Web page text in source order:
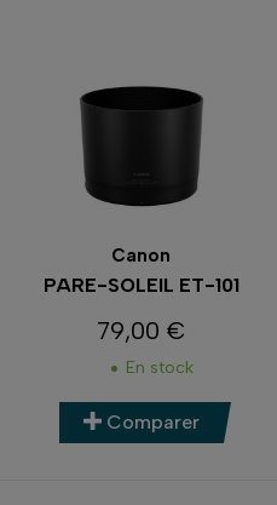
Canon
PARE-SOLEIL ET-101
Prix
79,00 €
En stock
Comparer